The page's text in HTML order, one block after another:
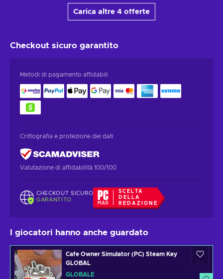
Carica altre 4 offerte
Checkout sicuro garantito
Metodi di pagamento affidabili
Crittografia e protezione dei dati
Valutazione di affidabilità 100/100
CHECKOUT SICURO
GARANTITO
SCELTA
DELLA
REDAZIONE
I giocatori hanno anche guardato
Cafe Owner Simulator (PC) Steam Key
GLOBAL
GLOBALE